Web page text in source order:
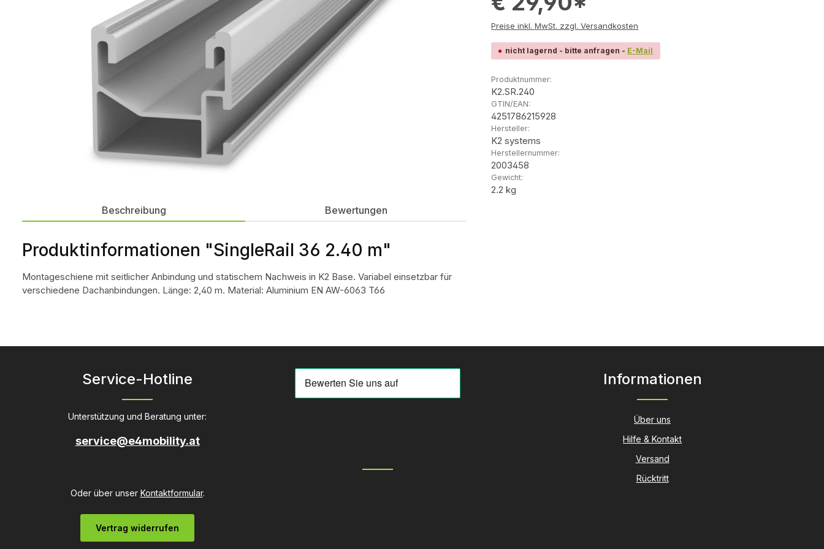
Preise inkl. MwSt. zzgl. Versandkosten
nicht lagernd - bitte anfragen - E-Mail
Produktnummer:
K2.SR.240
GTIN/EAN:
4251786215928
Hersteller:
K2 systems
Herstellernummer:
2003458
Gewicht:
2.2 kg
Beschreibung Bewertungen
Produktinformationen "SingleRail 36 2.40 m"
Montageschiene mit seitlicher Anbindung und statischem Nachweis in K2 Base. Variabel einsetzbar für
verschiedene Dachanbindungen. Länge: 2,40 m. Material: Aluminium EN AW-6063 T66
Service-Hotline
Unterstützung und Beratung unter:
service@e4mobility.at
Oder über unser Kontaktformular.
Vertrag widerrufen
Informationen
Über uns
Hilfe & Kontakt
Versand
Rücktritt